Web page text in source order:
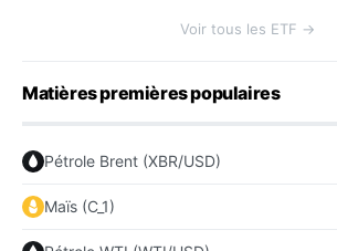
Voir tous les ETF →
Matières premières populaires
Pétrole Brent (XBR/USD)
Maïs (C_1)